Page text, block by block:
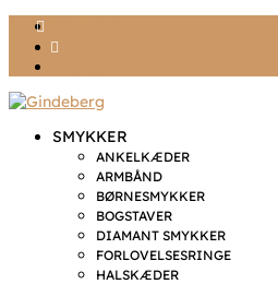
SMYKKER
ANKELKÆDER
ARMBÅND
BØRNESMYKKER
BOGSTAVER
DIAMANT SMYKKER
FORLOVELSESRINGE
HALSKÆDER